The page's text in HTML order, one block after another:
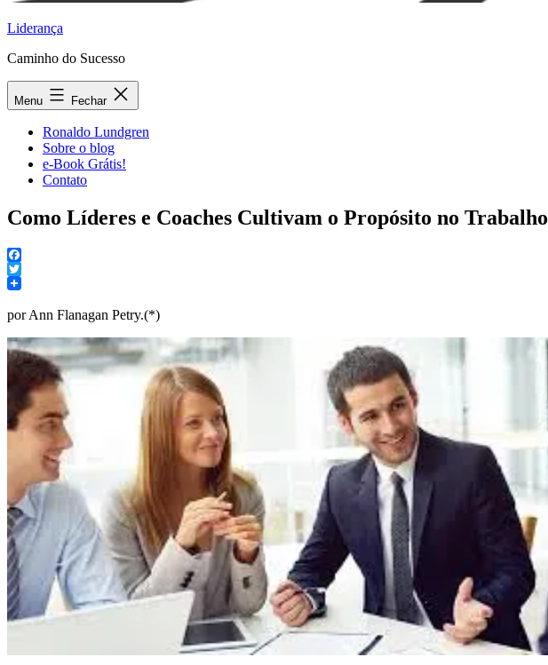
Liderança
Caminho do Sucesso
Menu Fechar
Ronaldo Lundgren
Sobre o blog
e-Book Grátis!
Contato
Como Líderes e Coaches Cultivam o Propósito no Trabalho
Facebook
Twitter
por Ann Flanagan Petry.(*)